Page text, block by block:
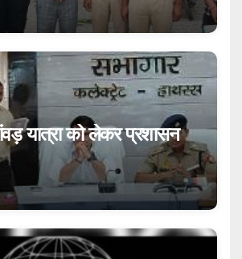
यात्रा को लेकर प्रशासन